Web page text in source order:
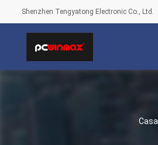
Shenzhen Tengyatong Electronic Co., Ltd.
Casa